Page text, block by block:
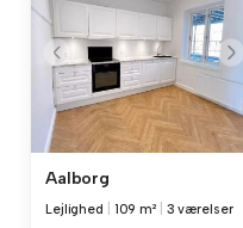
Aalborg
Lejlighed 109 m² 3 værelser